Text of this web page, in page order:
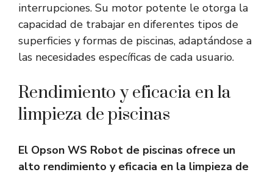
interrupciones. Su motor potente le otorga la
capacidad de trabajar en diferentes tipos de
superficies y formas de piscinas, adaptándose a
las necesidades específicas de cada usuario.
Rendimiento y eficacia en la
limpieza de piscinas
El Opson WS Robot de piscinas ofrece un
alto rendimiento y eficacia en la limpieza de